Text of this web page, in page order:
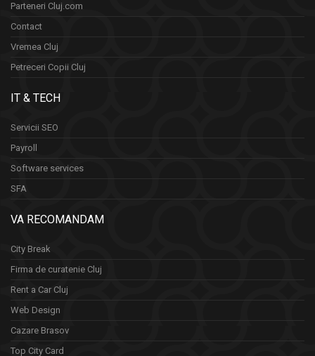
Parteneri Cluj.com
Contact
Vremea Cluj
Petreceri Copii Cluj
IT & TECH
Servicii SEO
Payroll
Software services
SFA
VA RECOMANDAM
City Break
Firma de curatenie Cluj
Rent a Car Cluj
Web Design
Cazare Brasov
Top City Card